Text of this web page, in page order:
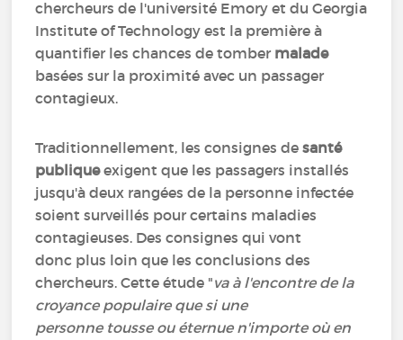
chercheurs de l'université Emory et du Georgia
Institute of Technology est la première à
quantifier les chances de tomber malade
basées sur la proximité avec un passager
contagieux.
Traditionnellement, les consignes desanté
publiqueexigent que les passagers installés
jusqu'à deux rangées de la personne infectée
soient surveillés pour certains maladies
contagieuses. Des consignes qui vont
donc plus loin que les conclusions des
chercheurs. Cette étude "va à l'encontre de la
croyance populaire que si une
personne tousse ou éternue n'importe où en